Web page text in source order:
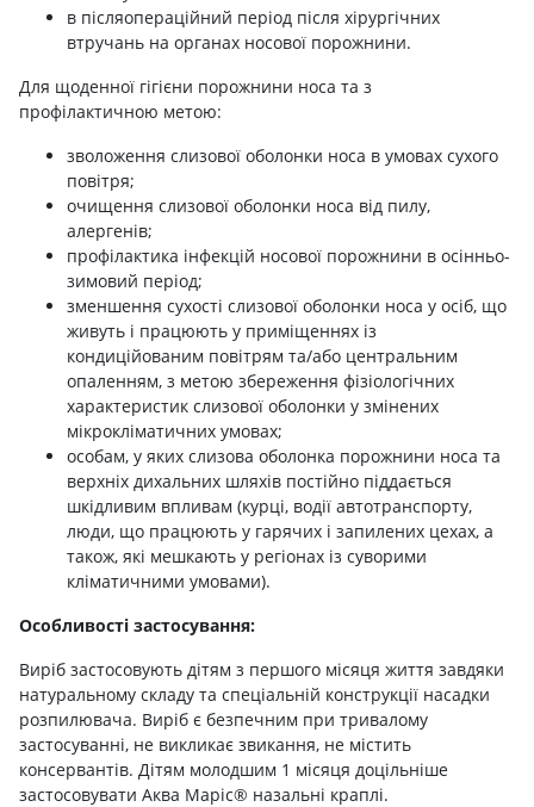
в післяопераційний період після хірургічних
втручань на органах носової порожнини.
Для щоденної гігієни порожнини носа та з
профілактичною метою:
зволоження слизової оболонки носа в умовах сухого
повітря;
очищення слизової оболонки носа від пилу,
алергенів;
профілактика інфекцій носової порожнини в осінньо-
зимовий період;
зменшення сухості слизової оболонки носа у осіб, що
живуть і працюють у приміщеннях із
кондиційованим повітрям та/або центральним
опаленням, з метою збереження фізіологічних
характеристик слизової оболонки у змінених
мікрокліматичних умовах;
особам, у яких слизова оболонка порожнини носа та
верхніх дихальних шляхів постійно піддається
шкідливим впливам (курці, водії автотранспорту,
люди, що працюють у гарячих і запилених цехах, а
також, які мешкають у регіонах із суворими
кліматичними умовами).
Особливості застосування:
Виріб застосовують дітям з першого місяця життя завдяки
натуральному складу та спеціальній конструкції насадки
розпилювача. Виріб є безпечним при тривалому
застосуванні, не викликає звикання, не містить
консервантів. Дітям молодшим 1 місяця доцільніше
застосовувати Аква Маріс® назальні краплі.